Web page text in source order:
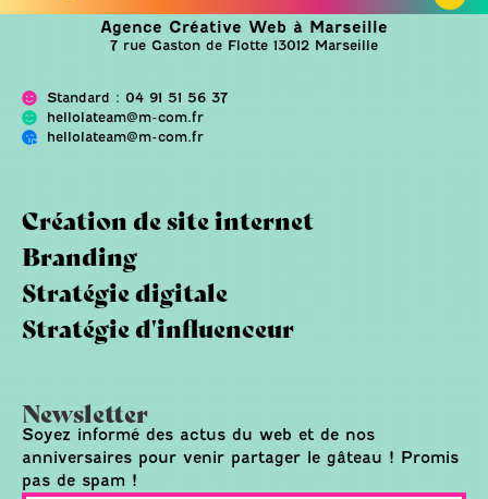
Agence Créative Web à Marseille
7 rue Gaston de Flotte 13012 Marseille
Standard : 04 91 51 56 37
hellolateam@m-com.fr
hellolateam@m-com.fr
Création de site internet
Branding
Stratégie digitale
Stratégie d'influenceur
Newsletter
Soyez informé des actus du web et de nos
anniversaires pour venir partager le gâteau ! Promis
pas de spam !